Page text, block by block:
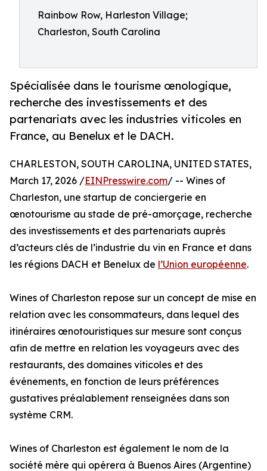
Rainbow Row, Harleston Village;
Charleston, South Carolina
Spécialisée dans le tourisme œnologique,
recherche des investissements et des
partenariats avec les industries viticoles en
France, au Benelux et le DACH.
CHARLESTON, SOUTH CAROLINA, UNITED STATES,
March 17, 2026 /EINPresswire.com/ -- Wines of
Charleston, une startup de conciergerie en
œnotourisme au stade de pré-amorçage, recherche
des investissements et des partenariats auprès
d’acteurs clés de l’industrie du vin en France et dans
les régions DACH et Benelux de l’Union européenne.
Wines of Charleston repose sur un concept de mise en
relation avec les consommateurs, dans lequel des
itinéraires œnotouristiques sur mesure sont conçus
afin de mettre en relation les voyageurs avec des
restaurants, des domaines viticoles et des
événements, en fonction de leurs préférences
gustatives préalablement renseignées dans son
système CRM.
Wines of Charleston est également le nom de la
société mère qui opérera à Buenos Aires (Argentine)